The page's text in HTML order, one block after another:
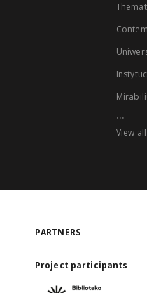
...
View
PARTNERS
Project participants